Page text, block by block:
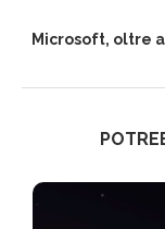
Microsoft, oltre